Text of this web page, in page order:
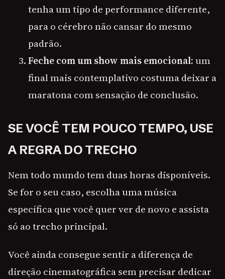
tenha um tipo de performance diferente,
para o cérebro não cansar do mesmo
padrão.
Feche com um show mais emocional:um
final mais contemplativo costuma deixar a
maratona com sensação de conclusão.
SE VOCÊ TEM POUCO TEMPO, USE
A REGRA DO TRECHO
Nem todo mundo tem duas horas disponíveis.
Se for o seu caso, escolha uma música
específica que você quer ver de novo e assista
só ao trecho principal.
Você ainda consegue sentir a diferença de
direção cinematográfica sem precisar dedicar